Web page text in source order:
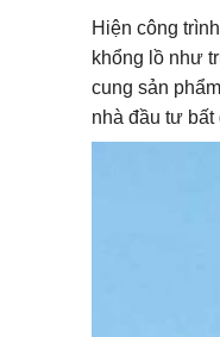
Hiện công
khổng lồ như
cung sản
nhà đầu tư